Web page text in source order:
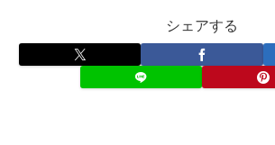
シェアする